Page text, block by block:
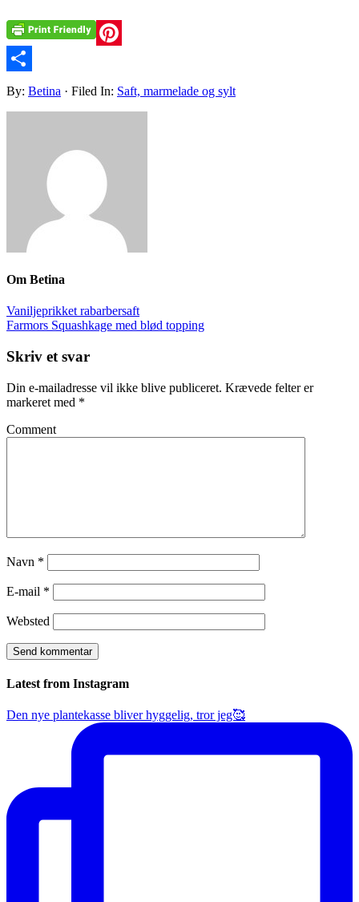
Pinterest
Share
By: Betina · Filed In: Saft, marmelade og sylt
Om Betina
Vaniljeprikket rabarbersaft
Farmors Squashkage med blød topping
Skriv et svar
Din e-mailadresse vil ikke blive publiceret. Krævede felter er
markeret med *
Comment
Navn *
E-mail *
Websted
Latest from Instagram
Den nye plantekasse bliver hyggelig, tror jeg🥰